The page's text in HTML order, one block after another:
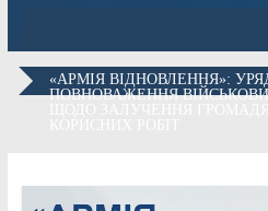
«АРМІЯ ВІДНОВЛЕННЯ»:
ПОВНОВАЖЕННЯ